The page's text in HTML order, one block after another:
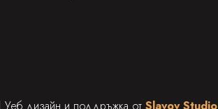
Уеб дизайн и поддръжка от Slavov Studio